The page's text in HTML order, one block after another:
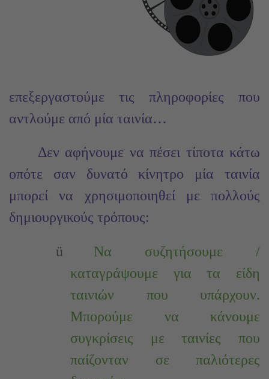
επεξεργαστούμε τις πληροφορίες που
αντλούμε από μία ταινία…
Δεν αφήνουμε να πέσει τίποτα κάτω
οπότε σαν δυνατό κίνητρο μία ταινία
μπορεί να χρησιμοποιηθεί με πολλούς
δημιουργικούς τρόπους:
ü
Να συζητήσουμε /
καταγράψουμε για τα είδη
ταινιών που υπάρχουν.
Μπορούμε να κάνουμε
συγκρίσεις με ταινίες που
παίζονταν σε παλιότερες